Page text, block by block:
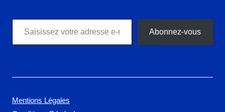
Saisissez votre adresse e-mail…
Abonnez-vous
Mentions Légales